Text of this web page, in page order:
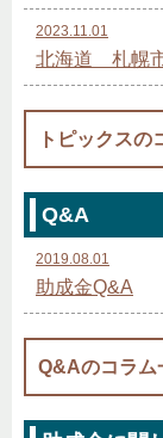
2023.11.01
北海道 札幌
トピックスの
Q&A
2019.08.01
助成金Q&A
Q&Aのコラム